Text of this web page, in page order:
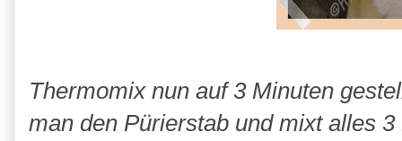
Thermomix nun auf 3 Minuten
man den Pürierstab und mixt alles